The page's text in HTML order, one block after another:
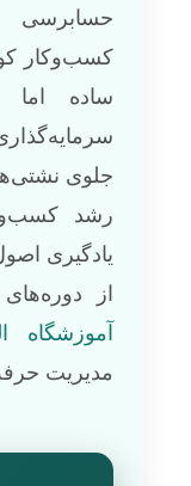
حسابرسی
کسب‌وکار
ساده اما
جلوی
رشد
یادگیری
از
آموزشگاه
مدیریت